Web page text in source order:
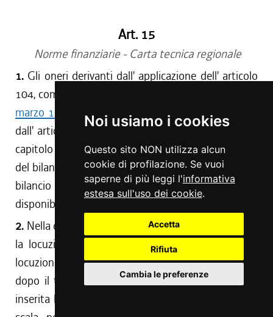
Noi usiamo i cookies
Questo sito NON utilizza alcun
cookie di profilazione. Se vuoi
saperne di più leggi l'informativa
estesa sull'uso dei cookie.
Accetta
Rifiuta
Cambia le preferenze
Art. 15
Norme finanziarie - Carta tecnica regionale
1. Gli oneri derivanti dall' applicazione dell' articolo
104, comma 1, lettere a) e c), della
marzo 1988, n. 7
, come sostituito dall' articolo 2, e
dall' articolo 4, comma 1, lettera d), fanno carico al
capitolo 2019 dello stato di previsione della spesa
del bilancio pluriennale per gli anni 1991-1993 e del
bilancio per l' anno 1991, che presenta sufficiente
disponibilità.
2. Nella denominazione del precitato capitolo 2019,
la locuzione << e rilievi >> viene sostituita dalla
locuzione << , rilievi e strumentazione tecnica >>, e
dopo il termine << aerofotogrammetrica >> viene
inserita la locuzione << e della cartografia a piccola